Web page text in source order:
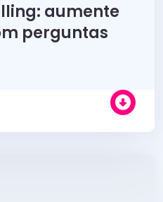
aumente
perguntas